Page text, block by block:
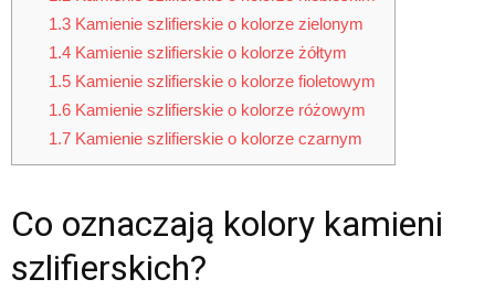
1.3Kamienie szlifierskie o kolorze zielonym
1.4Kamienie szlifierskie o kolorze żółtym
1.5Kamienie szlifierskie o kolorze fioletowym
1.6Kamienie szlifierskie o kolorze różowym
1.7Kamienie szlifierskie o kolorze czarnym
Co oznaczają kolory kamieni
szlifierskich?